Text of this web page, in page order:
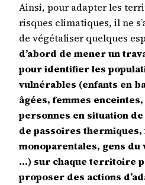
Ainsi, pour adapter les
risques climatiques, il ne
de végétaliser quelques
d’abord de mener un
pour identifier les
vulnérables (enfants en
âgées, femmes
personnes en situation
de passoires thermiques,
monoparentales, gens du
…) sur chaque territoire
proposer des actions